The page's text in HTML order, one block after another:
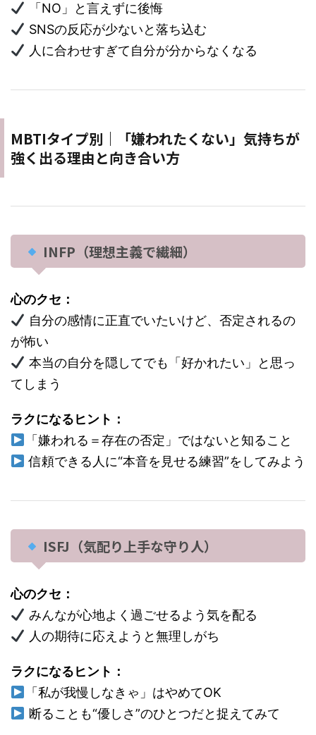
「NO」と言えずに後悔
SNSの反応が少ないと落ち込む
人に合わせすぎて自分が分からなくなる
MBTIタイプ別｜「嫌われたくない」気持ちが
強く出る理由と向き合い方
INFP（理想主義で繊細）
心のクセ：
自分の感情に正直でいたいけど、否定されるの
が怖い
本当の自分を隠してでも「好かれたい」と思っ
てしまう
ラクになるヒント：
「嫌われる＝存在の否定」ではないと知ること
信頼できる人に“本音を見せる練習”をしてみよう
ISFJ（気配り上手な守り人）
心のクセ：
みんなが心地よく過ごせるよう気を配る
人の期待に応えようと無理しがち
ラクになるヒント：
「私が我慢しなきゃ」はやめてOK
断ることも“優しさ”のひとつだと捉えてみて